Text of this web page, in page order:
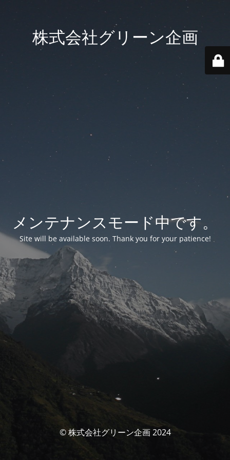
株式会社グリーン企画
メンテナンスモード中です。
Site will be available soon. Thank you for your patience!
© 株式会社グリーン企画 2024